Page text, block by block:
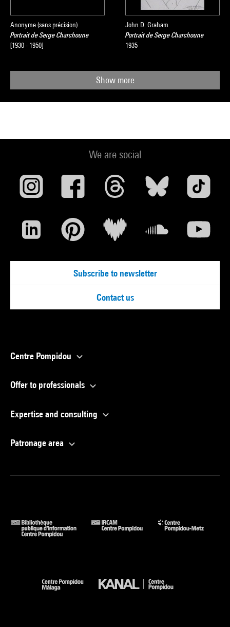
Anonyme (sans précision)
Portrait de Serge Charchoune
[1930 - 1950]
John D. Graham
Portrait de Serge Charchoune
1935
Show more
We are social
Subscribe to newsletter
Contact us
Centre Pompidou
Offer to professionals
Expertise and consulting
Patronage area